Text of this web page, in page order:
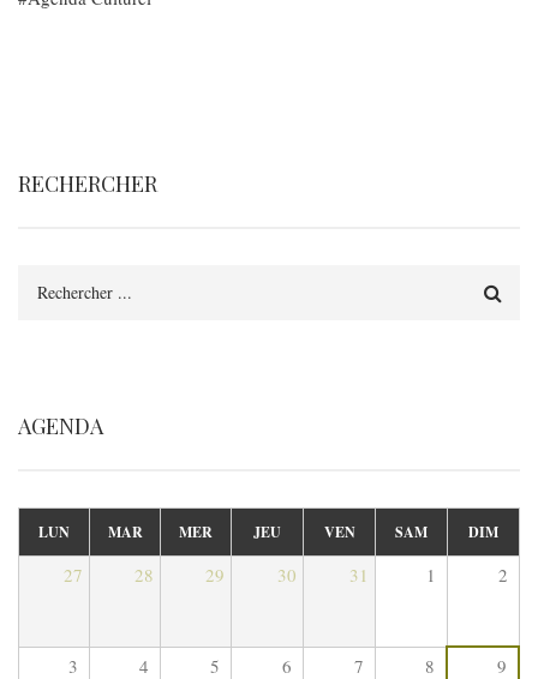
RECHERCHER
AGENDA
LUN MAR MER JEU VEN SAM DIM
27 28 29 30 31 1 2
3 4 5 6 7 8 9